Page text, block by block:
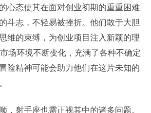
心态使其在面对创业初期的重重困难
斗志，不轻易被挫折。他们敢于大胆
维的束缚，为创业项目注入新颖的理
场环境不断变化，充满了各种不确定
险精神可能会助力他们在这片未知的
，射手座也需正视其中的诸多问题。